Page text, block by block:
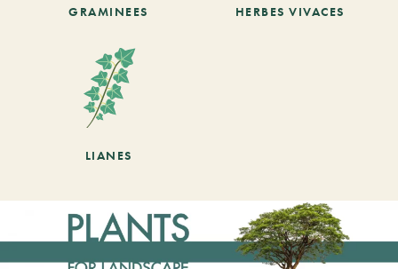
GRAMINEES HERBES VIVACES
LIANES